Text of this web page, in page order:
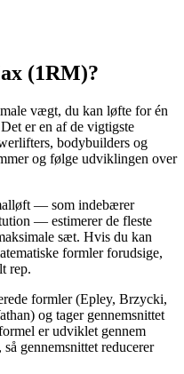
(1RM)?
vægt, du kan løfte for én
er en af de vigtigste
bodybuilders og
og følge udviklingen over
— som indebærer
— estimerer de fleste
sæt. Hvis du kan
formler forudsige,
rep.
formler (Epley, Brzycki,
og tager gennemsnittet
er udviklet gennem
gennemsnittet reducerer